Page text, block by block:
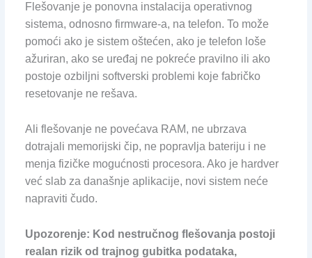
Flešovanje je ponovna instalacija operativnog
sistema, odnosno firmware-a, na telefon. To može
pomoći ako je sistem oštećen, ako je telefon loše
ažuriran, ako se uređaj ne pokreće pravilno ili ako
postoje ozbiljni softverski problemi koje fabričko
resetovanje ne rešava.
Ali flešovanje ne povećava RAM, ne ubrzava
dotrajali memorijski čip, ne popravlja bateriju i ne
menja fizičke mogućnosti procesora. Ako je hardver
već slab za današnje aplikacije, novi sistem neće
napraviti čudo.
Upozorenje: Kod nestručnog flešovanja postoji
realan rizik od trajnog gubitka podataka,